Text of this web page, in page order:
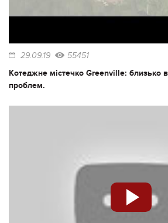
29.09.19 55451
Котеджне містечко Greenville: близько
проблем.